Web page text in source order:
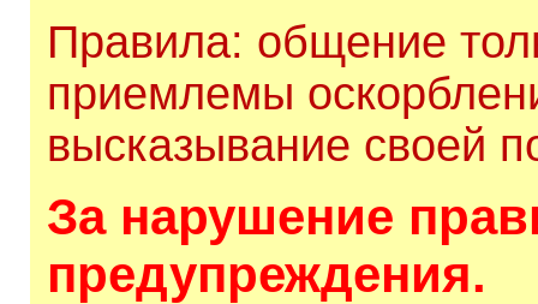
Правила: общение
приемлемы
высказывание своей
За нарушение
предупреждения.